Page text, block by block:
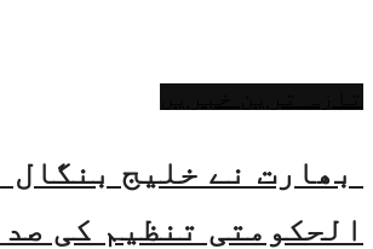
بھارت نے خلیج بنگال
الحکومتی تنظیم کی